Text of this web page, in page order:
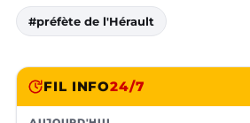
#préfète de l'Hérault
FIL INFO24/7